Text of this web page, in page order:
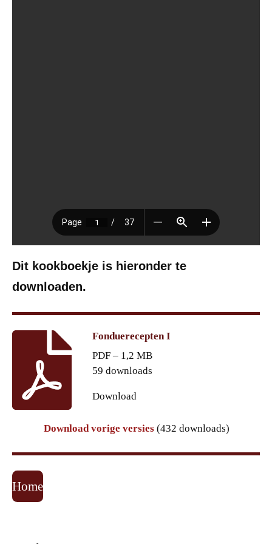
Dit kookboekje is hieronder te
downloaden.
Fonduerecepten I
PDF – 1,2 MB
59 downloads
Download
Download vorige versies (432 downloads)
Home